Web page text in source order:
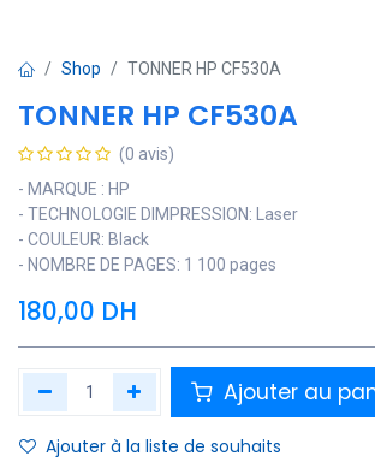
Shop TONNER HP CF530A
TONNER HP CF530A
(0 avis)
- MARQUE : HP
- TECHNOLOGIE DIMPRESSION: Laser
- COULEUR: Black
- NOMBRE DE PAGES: 1 100 pages
180,00 DH
Ajouter au
Ajouter à la liste de souhaits